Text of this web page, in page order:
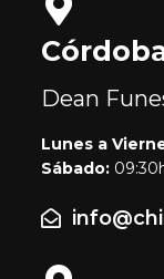
Dean
Lunes a
Sábado: